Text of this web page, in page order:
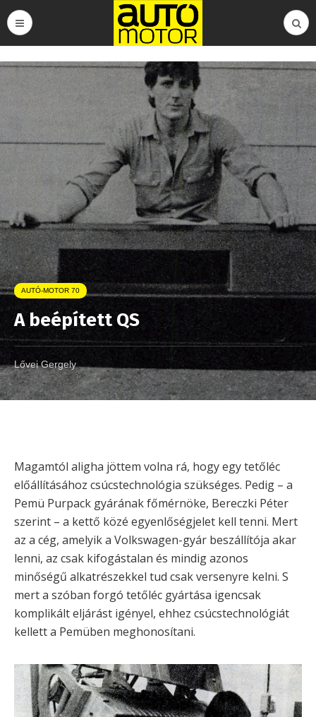
AUTÓ-MOTOR 70
A beépített QS
Lővei Gergely
Magamtól aligha jöttem volna rá, hogy egy tetőléc
előállításához csúcstechnológia szükséges. Pedig – a
Pemü Purpack gyárának főmérnöke, Bereczki Péter
szerint – a kettő közé egyenlőségjelet kell tenni. Mert
az a cég, amelyik a Volkswagen-gyár beszállítója akar
lenni, az csak kifogástalan és mindig azonos
minőségű alkatrészekkel tud csak versenyre kelni. S
mert a szóban forgó tetőléc gyártása igencsak
komplikált eljárást igényel, ehhez csúcstechnológiát
kellett a Pemüben meghonosítani.